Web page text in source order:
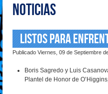
Noticias
Listos para
Publicado Viernes, 09 de Septiembre
Boris Sagredo y Luis
Plantel de Honor de